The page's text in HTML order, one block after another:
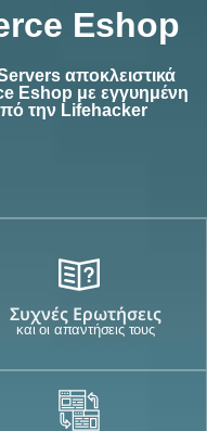
Eshop
αποκλειστικά
Eshop με εγγυημένη
την Lifehacker
Συχνές Ερωτήσεις
και οι απαντήσεις τους